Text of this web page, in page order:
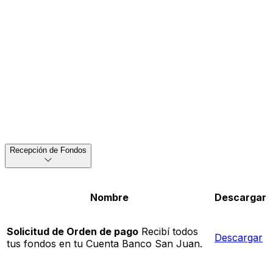
Recepción de Fondos
Nombre Descargar
Solicitud de Orden de pago Recibí todos
tus fondos en tu Cuenta Banco San Juan.
Descargar